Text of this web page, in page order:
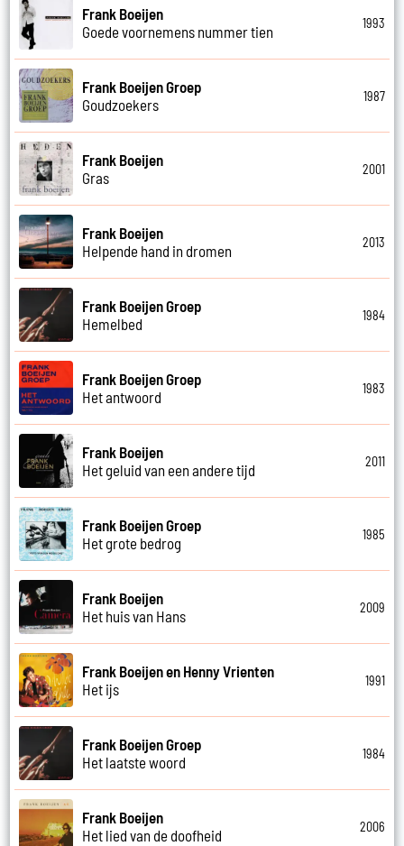
Frank Boeijen
Goede voornemens nummer tien
1993
Frank Boeijen Groep
Goudzoekers
1987
Frank Boeijen
Gras
2001
Frank Boeijen
Helpende hand in dromen
2013
Frank Boeijen Groep
Hemelbed
1984
Frank Boeijen Groep
Het antwoord
1983
Frank Boeijen
Het geluid van een andere tijd
2011
Frank Boeijen Groep
Het grote bedrog
1985
Frank Boeijen
Het huis van Hans
2009
Frank Boeijen en Henny Vrienten
Het ijs
1991
Frank Boeijen Groep
Het laatste woord
1984
Frank Boeijen
Het lied van de doofheid
2006